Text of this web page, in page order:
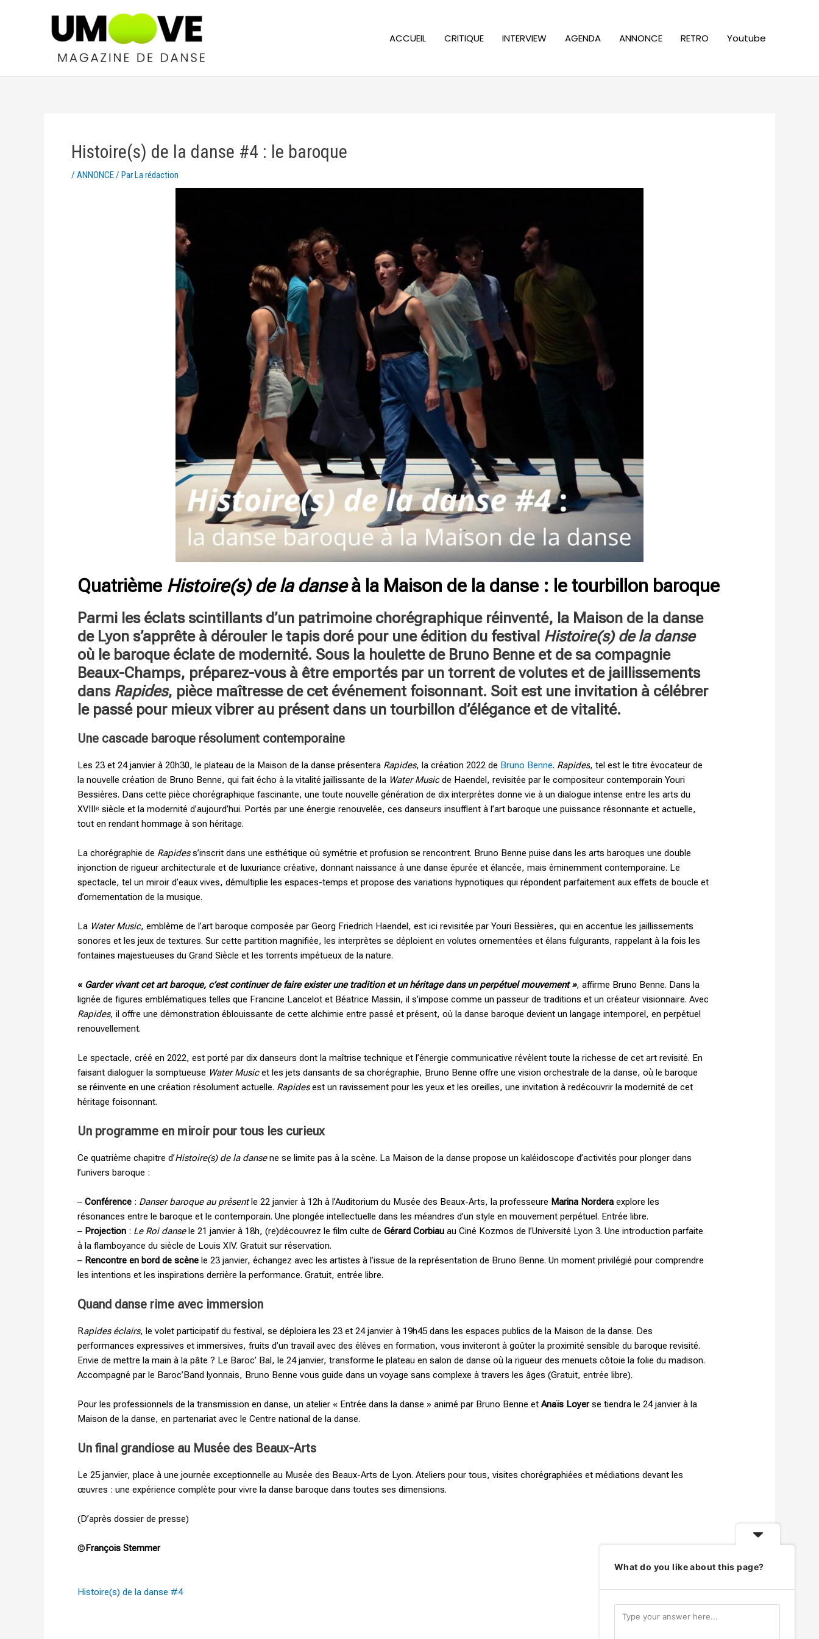
ACCUEIL CRITIQUE INTERVIEW AGENDA ANNONCE RETRO Youtube
Histoire(s) de la danse #4 : le baroque
/ ANNONCE/ ParLa rédaction
Quatrième Histoire(s) de la danseà la Maison de la danse : le tourbillon baroque
Parmi les éclats scintillants d’un patrimoine chorégraphique réinventé, la Maison de la danse
de Lyon s’apprête à dérouler le tapis doré pour une édition du festival Histoire(s) de la danse
où le baroque éclate de modernité. Sous la houlette de Bruno Benne et de sa compagnie
Beaux-Champs, préparez-vous à être emportés par un torrent de volutes et de jaillissements
dans Rapides, pièce maîtresse de cet événement foisonnant. Soit est une invitation à célébrer
le passé pour mieux vibrer au présent dans un tourbillon d’élégance et de vitalité.
Une cascade baroque résolument contemporaine
Les 23 et 24 janvier à 20h30, le plateau de la Maison de la danse présentera Rapides, la création 2022 de Bruno Benne. Rapides, tel est le titre évocateur de
la nouvelle création de Bruno Benne, qui fait écho à la vitalité jaillissante de la Water Music de Haendel, revisitée par le compositeur contemporain Youri
Bessières. Dans cette pièce chorégraphique fascinante, une toute nouvelle génération de dix interprètes donne vie à un dialogue intense entre les arts du
XVIIIᵉ siècle et la modernité d’aujourd’hui. Portés par une énergie renouvelée, ces danseurs insufflent à l’art baroque une puissance résonnante et actuelle,
tout en rendant hommage à son héritage.
La chorégraphie de Rapidess’inscrit dans une esthétique où symétrie et profusion se rencontrent. Bruno Benne puise dans les arts baroques une double
injonction de rigueur architecturale et de luxuriance créative, donnant naissance à une danse épurée et élancée, mais éminemment contemporaine. Le
spectacle, tel un miroir d’eaux vives, démultiplie les espaces-temps et propose des variations hypnotiques qui répondent parfaitement aux effets de boucle et
d’ornementation de la musique.
La Water Music, emblème de l’art baroque composée par Georg Friedrich Haendel, est ici revisitée par Youri Bessières, qui en accentue les jaillissements
sonores et les jeux de textures. Sur cette partition magnifiée, les interprètes se déploient en volutes ornementées et élans fulgurants, rappelant à la fois les
fontaines majestueuses du Grand Siècle et les torrents impétueux de la nature.
« Garder vivant cet art baroque, c’est continuer de faire exister une tradition et un héritage dans un perpétuel mouvement », affirme Bruno Benne. Dans la
lignée de figures emblématiques telles que Francine Lancelot et Béatrice Massin, il s’impose comme un passeur de traditions et un créateur visionnaire. Avec
Rapides, il offre une démonstration éblouissante de cette alchimie entre passé et présent, où la danse baroque devient un langage intemporel, en perpétuel
renouvellement.
Le spectacle, créé en 2022, est porté par dix danseurs dont la maîtrise technique et l’énergie communicative révèlent toute la richesse de cet art revisité. En
faisant dialoguer la somptueuse Water Musicet les jets dansants de sa chorégraphie, Bruno Benne offre une vision orchestrale de la danse, où le baroque
se réinvente en une création résolument actuelle. Rapidesest un ravissement pour les yeux et les oreilles, une invitation à redécouvrir la modernité de cet
héritage foisonnant.
Un programme en miroir pour tous les curieux
Ce quatrième chapitre d’Histoire(s) de la dansene se limite pas à la scène. La Maison de la danse propose un kaléidoscope d’activités pour plonger dans
l’univers baroque :
– Conférence : Danser baroque au présentle 22 janvier à 12h à l’Auditorium du Musée des Beaux-Arts, la professeure Marina Nordera explore les
résonances entre le baroque et le contemporain. Une plongée intellectuelle dans les méandres d’un style en mouvement perpétuel. Entrée libre.
– Projection : Le Roi dansele 21 janvier à 18h, (re)découvrez le film culte de Gérard Corbiau au Ciné Kozmos de l’Université Lyon 3. Une introduction parfaite
à la flamboyance du siècle de Louis XIV. Gratuit sur réservation.
– Rencontre en bord de scène le 23 janvier, échangez avec les artistes à l’issue de la représentation de Bruno Benne. Un moment privilégié pour comprendre
les intentions et les inspirations derrière la performance. Gratuit, entrée libre.
Quand danse rime avec immersion
Rapides éclairs, le volet participatif du festival, se déploiera les 23 et 24 janvier à 19h45 dans les espaces publics de la Maison de la danse. Des
performances expressives et immersives, fruits d’un travail avec des élèves en formation, vous inviteront à goûter la proximité sensible du baroque revisité.
Envie de mettre la main à la pâte ? Le Baroc’ Bal, le 24 janvier, transforme le plateau en salon de danse où la rigueur des menuets côtoie la folie du madison.
Accompagné par le Baroc’Band lyonnais, Bruno Benne vous guide dans un voyage sans complexe à travers les âges (Gratuit, entrée libre).
Pour les professionnels de la transmission en danse, un atelier « Entrée dans la danse » animé par Bruno Benne et Anaïs Loyerse tiendra le 24 janvier à la
Maison de la danse, en partenariat avec le Centre national de la danse.
Un final grandiose au Musée des Beaux-Arts
Le 25 janvier, place à une journée exceptionnelle au Musée des Beaux-Arts de Lyon. Ateliers pour tous, visites chorégraphiées et médiations devant les
œuvres : une expérience complète pour vivre la danse baroque dans toutes ses dimensions.
(D’après dossier de presse)
©François Stemmer
Histoire(s) de la danse #4
What do you like about this page?